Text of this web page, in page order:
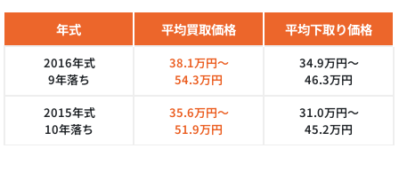
年式 平均買取価格 平均下取り価格
2016年式
9年落ち
38.1万円～
54.3万円
34.9万円～
46.3万円
2015年式
10年落ち
35.6万円～
51.9万円
31.0万円～
45.2万円